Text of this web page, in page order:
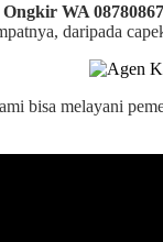
WA
daripada
bisa melayani